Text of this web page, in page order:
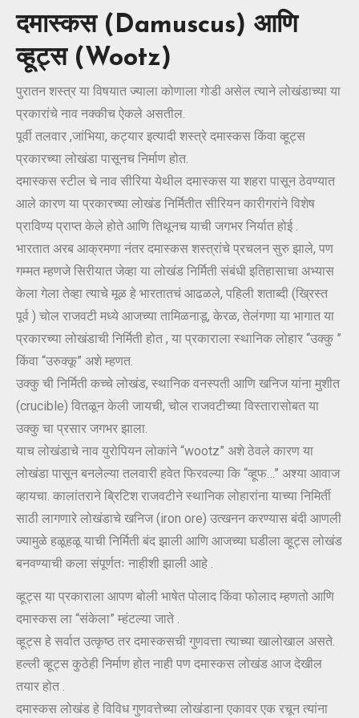
दमास्कस (Damuscus) आणि
व्हूट्स (Wootz)
पुरातन शस्त्र या विषयात ज्याला कोणाला गोडी असेल त्याने लोखंडाच्या या
प्रकारांचे नाव नक्कीच ऐकले असतील.
पूर्वी तलवार ,जांभिया, कट्यार इत्यादी शस्त्रे दमास्कस किंवा व्हूट्स
प्रकारच्या लोखंडा पासूनच निर्माण होत.
दमास्कस स्टील चे नाव सीरिया येथील दमास्कस या शहरा पासून ठेवण्यात
आले कारण या प्रकारच्या लोखंड निर्मितीत सीरियन कारीगरांने विशेष
प्राविण्य प्राप्त केले होते आणि तिथूनच याची जगभर निर्यात होई .
भारतात अरब आक्रमणा नंतर दमास्कस शस्त्रांचे प्रचलन सुरु झाले, पण
गम्मत म्हणजे सिरीयात जेव्हा या लोखंड निर्मिती संबंधी इतिहासाचा अभ्यास
केला गेला तेव्हा त्याचे मूळ हे भारतातचं आढळले, पहिली शताब्दी (ख्रिस्त
पूर्व ) चोल राजवटी मध्ये आजच्या तामिळनाडू, केरळ, तेलंगणा या भागात या
प्रकारच्या लोखंडाची निर्मिती होत , या प्रकाराला स्थानिक लोहार “उक्कु ”
किंवा “उरुक्कू” अशे म्हणत.
उक्कु ची निर्मिती कच्चे लोखंड, स्थानिक वनस्पती आणि खनिज यांना मुशीत
(crucible) वितळून केली जायची, चोल राजवटीच्या विस्तारासोबत या
उक्कु चा प्रसार जगभर झाला.
याच लोखंडाचे नाव युरोपियन लोकांने “wootz” अशे ठेवले कारण या
लोखंडा पासून बनलेल्या तलवारी हवेत फिरवल्या कि “व्हूफ…” अश्या आवाज
व्हायचा. कालांतराने ब्रिटिश राजवटीने स्थानिक लोहारांना याच्या निमिर्ती
साठी लागणारे लोखंडाचे खनिज (iron ore) उत्खनन करण्यास बंदी आणली
ज्यामुळे हळूहळू याची निर्मिती बंद झाली आणि आजच्या घडीला व्हूट्स लोखंड
बनवण्याची कला संपूर्णतः नाहीशी झाली आहे .
व्हूट्स या प्रकाराला आपण बोली भाषेत पोलाद किंवा फोलाद म्हणतो आणि
दमास्कस ला “संकेला” म्हंटल्या जाते .
व्हूट्स हे सर्वात उत्कृष्ठ तर दमास्कसची गुणवत्ता त्याच्या खालोखाल असते.
हल्ली व्हूट्स कुठेही निर्माण होत नाही पण दमास्कस लोखंड आज देखील
तयार होत .
दमास्कस लोखंड हे विविध गुणवत्तेच्या लोखंडाना एकावर एक रचून त्यांना